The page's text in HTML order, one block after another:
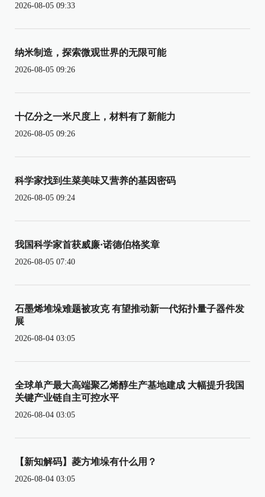
2026-08-05 09:33
纳米制造，探索微观世界的无限可能
2026-08-05 09:26
十亿分之一米尺度上，材料有了新能力
2026-08-05 09:26
科学家找到生菜美味又营养的基因密码
2026-08-05 09:24
我国科学家首获威廉·诺德伯格奖章
2026-08-05 07:40
石墨烯堆垛难题被攻克 有望推动新一代拓扑量子器件发
展
2026-08-04 03:05
全球单产最大高端聚乙烯醇生产基地建成 大幅提升我国
关键产业链自主可控水平
2026-08-04 03:05
【新知解码】菱方堆垛有什么用？
2026-08-04 03:05